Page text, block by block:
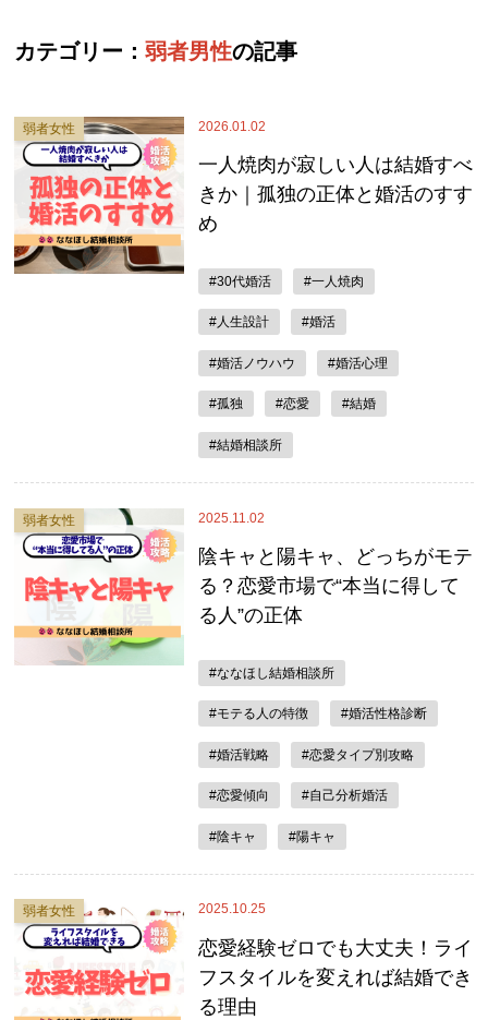
カテゴリー：弱者男性の記事
2026.01.02
弱者女性
一人焼肉が寂しい人は結婚すべ
きか｜孤独の正体と婚活のすす
め
#30代婚活 #一人焼肉
#人生設計 #婚活
#婚活ノウハウ #婚活心理
#孤独 #恋愛 #結婚
#結婚相談所
2025.11.02
弱者女性
陰キャと陽キャ、どっちがモテ
る？恋愛市場で“本当に得して
る人”の正体
#ななほし結婚相談所
#モテる人の特徴 #婚活性格診断
#婚活戦略 #恋愛タイプ別攻略
#恋愛傾向 #自己分析婚活
#陰キャ #陽キャ
2025.10.25
弱者女性
恋愛経験ゼロでも大丈夫！ライ
フスタイルを変えれば結婚でき
る理由